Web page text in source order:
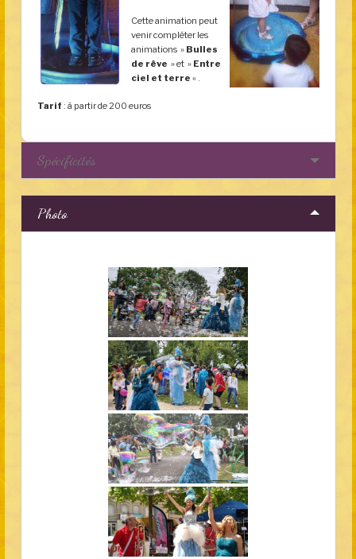
Cette animation peut
venir compléter les
animations » Bulles
de rêve » et » Entre
ciel et terre « .
Tarif : à partir de 200 euros
Spécificités
Photo